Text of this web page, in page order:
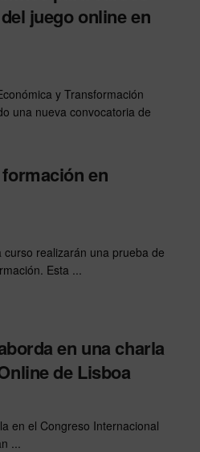
juego online en
y Transformación
una nueva convocatoria de
en
realizarán una prueba de
Esta ...
en una charla
de Lisboa
en el Congreso Internacional
...